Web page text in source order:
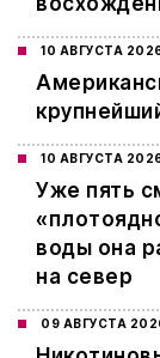
10 АВГУСТА
10 АВГУСТА
Уже пять
воды она
на север
09 АВГУСТА